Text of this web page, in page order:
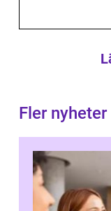
Fler nyheter